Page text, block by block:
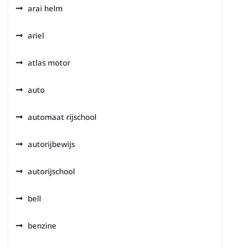
arai helm
ariel
atlas motor
auto
automaat rijschool
autorijbewijs
autorijschool
bell
benzine